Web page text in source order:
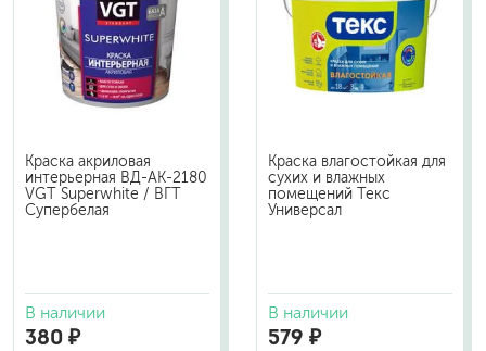
Краска акриловая
интерьерная ВД-АК-2180
VGT Superwhite / ВГТ
Супербелая
В наличии
380 ₽
Краска влагостойкая для
сухих и влажных
помещений Текс
Универсал
В наличии
579 ₽